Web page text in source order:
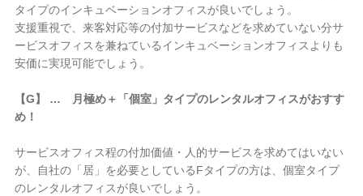
タイプのインキュベーションオフィスが良いでしょう。
支援重視で、来客対応等の付加サービスなどを求めていない分サ
ービスオフィスを兼ねているインキュベーションオフィスよりも
安価に実現可能でしょう。
【G】 … 月極め＋「個室」タイプのレンタルオフィスがおすす
め！
サービスオフィス程の付加価値・人的サービスを求めてはいない
が、自社の「居」を必要としているFタイプの方は、個室タイプ
のレンタルオフィスが良いでしょう。